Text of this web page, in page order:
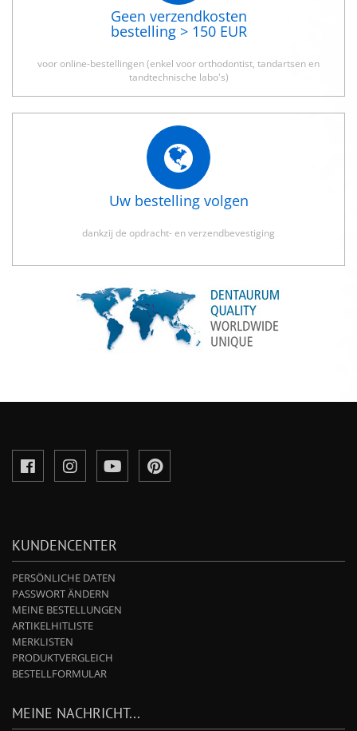
Geen verzendkosten
bestelling > 150 EUR
voor online-bestellingen (enkel voor orthodontist, tandartsen en
tandtechnische labo's)
Uw bestelling volgen
dankzij de opdracht- en verzendbevestiging
KUNDENCENTER
PERSÖNLICHE DATEN
PASSWORT ÄNDERN
MEINE BESTELLUNGEN
ARTIKELHITLISTE
MERKLISTEN
PRODUKTVERGLEICH
BESTELLFORMULAR
MEINE NACHRICHT...